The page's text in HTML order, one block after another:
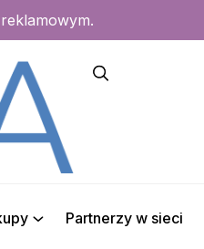
Partnerzy w sieci